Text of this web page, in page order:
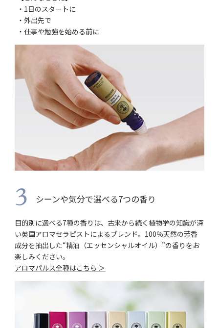
・1日のスタートに
・外出先で
・仕事や勉強を始める前に
3 シーンや気分で選べる7つの香り
目的別に選べる7種の香りは、古来から続く植物学の知識が深
い英国アロマセラピストによるブレンド。100％天然の芳香
成分を抽出した“精油（エッセンシャルオイル）”の香りをお
楽しみください。
アロマパルス全種はこちら ＞